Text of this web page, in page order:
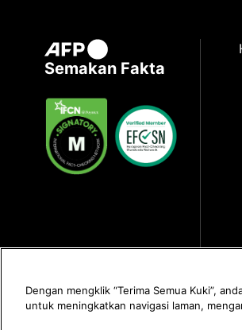
Semakan Fakta
Dengan mengklik “Terima Semua Kuki”,
untuk meningkatkan navigasi laman,